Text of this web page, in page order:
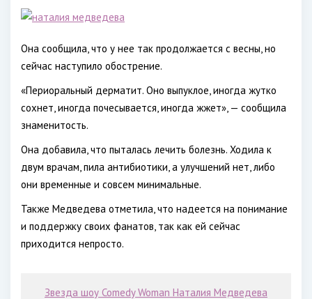
Она сообщила, что у нее так продолжается с весны, но
сейчас наступило обострение.
«Периоральный дерматит. Оно выпуклое, иногда жутко
сохнет, иногда почесывается, иногда жжет», — сообщила
знаменитость.
Она добавила, что пыталась лечить болезнь. Ходила к
двум врачам, пила антибиотики, а улучшений нет, либо
они временные и совсем минимальные.
Также Медведева отметила, что надеется на понимание
и поддержку своих фанатов, так как ей сейчас
приходится непросто.
Звезда шоу Comedy Woman Наталия Медведева